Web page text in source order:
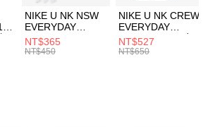
簡訊後14天內，點擊此簡訊中的連結，可透過四大超商
等多元方式進行付款，方視為交易完成。
完成當下不需立刻繳費，但若您需要取消訂單，請聯
未經商家同意取消之訂單仍視為有效，需透過AFTEE
用。
含以上)免運費
NIKE U NK NSW
EVERYDAY
ESSENTIAL CR
男女 短統襪
NT$365
NT$450
NIKE U NK CREW
EVERYDAY
BBALL 3PR 男女
長統襪
NT$527
NT$650